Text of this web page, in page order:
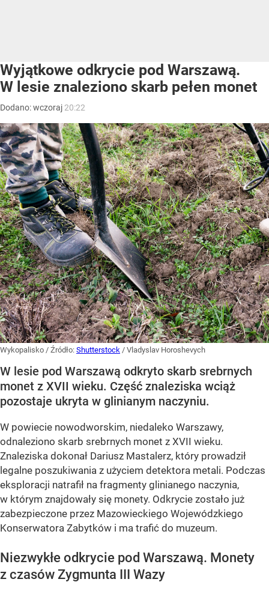
Wyjątkowe odkrycie pod Warszawą.
W lesie znaleziono skarb pełen monet
Dodano:wczoraj 20:22
Wykopalisko / Źródło: Shutterstock / Vladyslav Horoshevych
W lesie pod Warszawą odkryto skarb srebrnych
monet z XVII wieku. Część znaleziska wciąż
pozostaje ukryta w glinianym naczyniu.
W powiecie nowodworskim, niedaleko Warszawy,
odnaleziono skarb srebrnych monet z XVII wieku.
Znaleziska dokonał Dariusz Mastalerz, który prowadził
legalne poszukiwania z użyciem detektora metali. Podczas
eksploracji natrafił na fragmenty glinianego naczynia,
w którym znajdowały się monety. Odkrycie zostało już
zabezpieczone przez Mazowieckiego Wojewódzkiego
Konserwatora Zabytków i ma trafić do muzeum.
Niezwykłe odkrycie pod Warszawą. Monety
z czasów Zygmunta III Wazy